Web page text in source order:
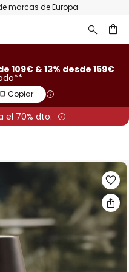
marcas de Europa
109€ & 13% desde 159€
Copiar
el 70% dto.